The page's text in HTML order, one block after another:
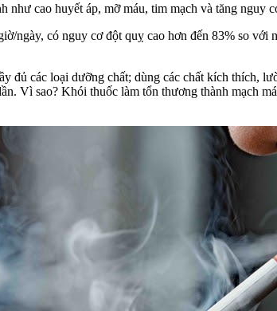
như cao huyết áp, mỡ máu, tim mạch và tăng nguy
ngày, có nguy cơ đột quỵ cao hơn đến 83% so
đủ các loại dưỡng chất; dùng các chất kích thích,
Vì sao? Khói thuốc làm tổn thương thành mạch